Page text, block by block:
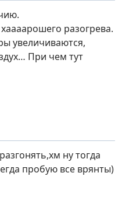
разогрева.
увеличиваются,
При чем тут
ну тогда
пробую все врянты)